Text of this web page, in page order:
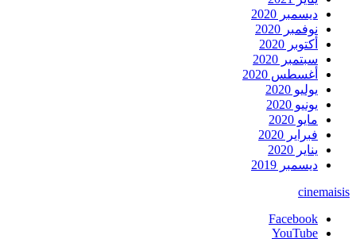
ديسمبر 2020
نوفمبر 2020
أكتوبر 2020
سبتمبر 2020
أغسطس 2020
يوليو 2020
يونيو 2020
مايو 2020
فبراير 2020
يناير 2020
ديسمبر 2019
cinemaisis
Facebook
YouTube